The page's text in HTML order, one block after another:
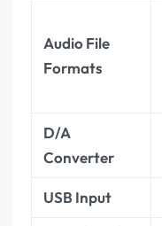
Audio File
Formats
D/A
Converter
USB Input